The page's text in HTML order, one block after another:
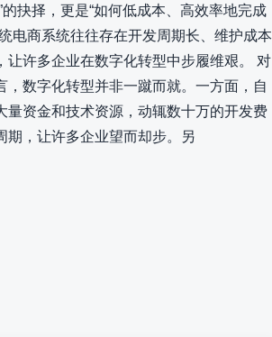
的抉择，更是“如何低成本、高效率地完成
电商系统往往存在开发周期长、维护成本
让许多企业在数字化转型中步履维艰。 对
，数字化转型并非一蹴而就。一方面，自
量资金和技术资源，动辄数十万的开发费
期，让许多企业望而却步。另